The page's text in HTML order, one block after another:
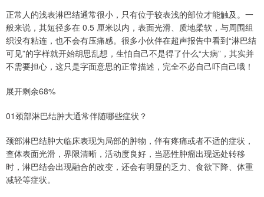
正常人的浅表淋巴结通常很小，只有位于较表浅的部位才能触及。一
般来说，其短径多在 0.5 厘米以内，表面光滑、质地柔软，与周围组
织没有粘连，也不会有压痛感。很多小伙伴在超声报告中看到“淋巴结
可见”的字样就开始胡思乱想，生怕自己不是得了什么“大病”，其实并
不需要担心，这只是字面意思的正常描述，完全不必自己吓自己哦！
展开剩余68%
01颈部淋巴结肿大通常伴随哪些症状？
颈部淋巴结肿大临床表现为局部的肿物，伴有疼痛或者不适的症状，
查体表面光滑，界限清晰，活动度良好，当恶性肿瘤出现远处转移
时，淋巴结会出现融合的改变，还会有明显的乏力、食欲下降、体重
减轻等症状。